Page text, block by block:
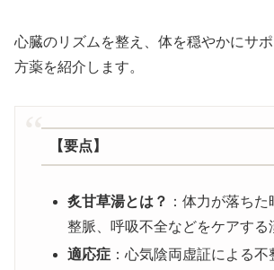
心臓のリズムを整え、体を穏やかにサ
方薬を紹介します。
【要点】
炙甘草湯とは？ ：体力が落ち
整脈、呼吸不全などをケアする
適応症：心気陰両虚証による不